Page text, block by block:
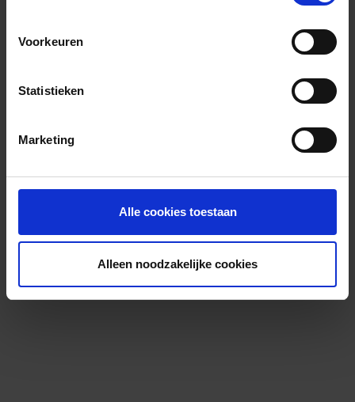
Voorkeuren
Statistieken
Marketing
Alle cookies toestaan
Alleen noodzakelijke cookies